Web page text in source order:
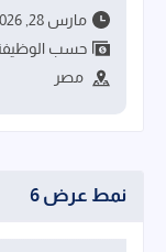
مارس 28, 2026
حسب
مصر
نمط عرض 6